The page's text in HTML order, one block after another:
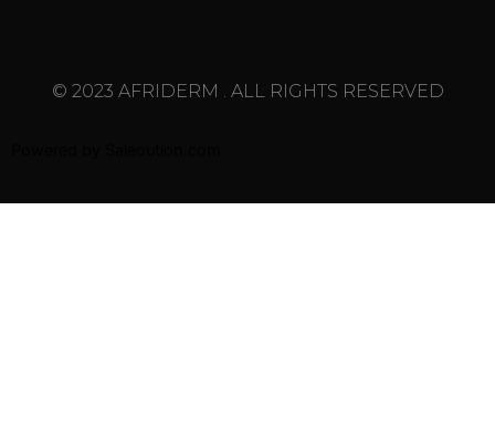
© 2023 AFRIDERM . ALL RIGHTS RESERVED